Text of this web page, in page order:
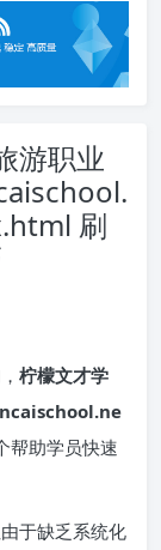
游职业
刷
柠檬文才学
帮助学员快速
于缺乏系统化